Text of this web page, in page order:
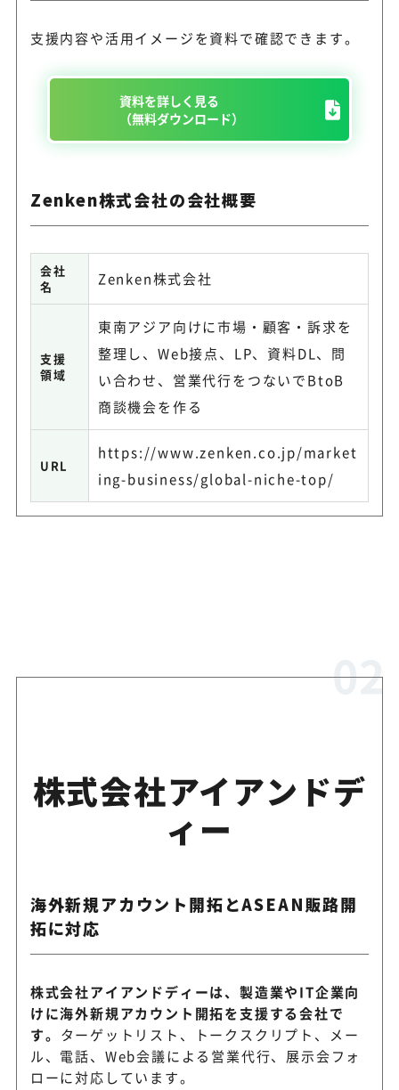
支援内容や活用イメージを資料で確認できます。
資料を詳しく見る
（無料ダウンロード）
Zenken株式会社の会社概要
会社
名
Zenken株式会社
支援
領域
東南アジア向けに市場・顧客・訴求を
整理し、Web接点、LP、資料DL、問
い合わせ、営業代行をつないでBtoB
商談機会を作る
URL
https://www.zenken.co.jp/market
ing-business/global-niche-top/
株式会社アイアンドデ
ィー
海外新規アカウント開拓とASEAN販路開
拓に対応
株式会社アイアンドディーは、製造業やIT企業向
けに海外新規アカウント開拓を支援する会社で
す。 ターゲットリスト、トークスクリプト、メー
ル、電話、Web会議による営業代行、展示会フォ
ローに対応しています。